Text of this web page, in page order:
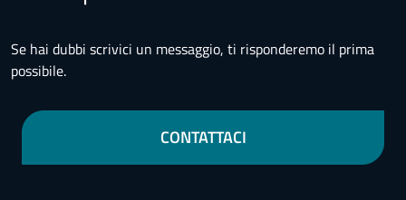
Se hai dubbi scrivici un messaggio, ti risponderemo il prima
possibile.
CONTATTACI